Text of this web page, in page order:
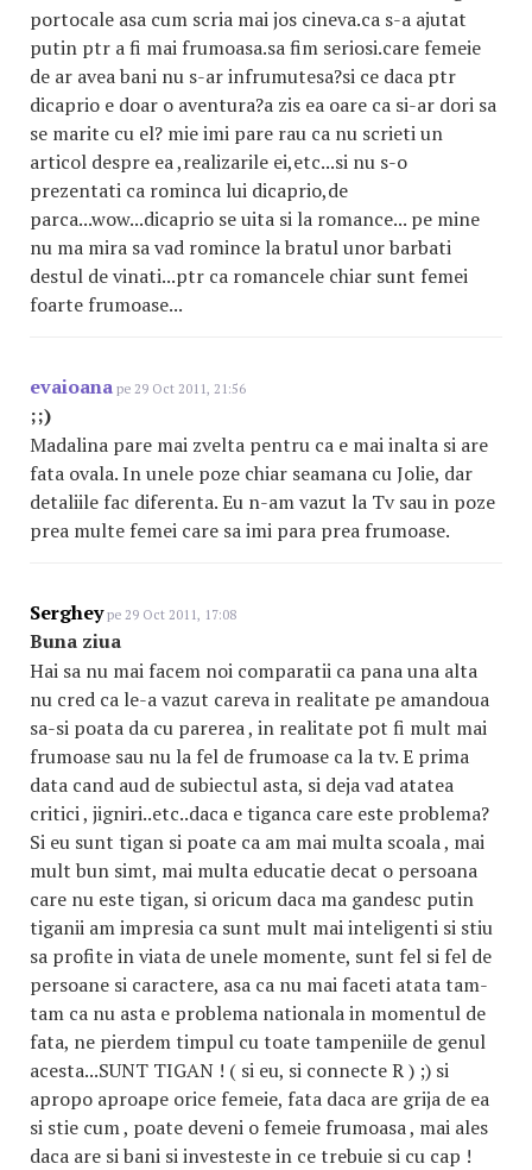
portocale asa cum scria mai jos cineva.ca s-a ajutat
putin ptr a fi mai frumoasa.sa fim seriosi.care femeie
de ar avea bani nu s-ar infrumutesa?si ce daca ptr
dicaprio e doar o aventura?a zis ea oare ca si-ar dori sa
se marite cu el? mie imi pare rau ca nu scrieti un
articol despre ea ,realizarile ei,etc...si nu s-o
prezentati ca rominca lui dicaprio,de
parca...wow...dicaprio se uita si la romance... pe mine
nu ma mira sa vad romince la bratul unor barbati
destul de vinati...ptr ca romancele chiar sunt femei
foarte frumoase...
evaioana pe 29 Oct 2011, 21:56
;;)
Madalina pare mai zvelta pentru ca e mai inalta si are
fata ovala. In unele poze chiar seamana cu Jolie, dar
detaliile fac diferenta. Eu n-am vazut la Tv sau in poze
prea multe femei care sa imi para prea frumoase.
Sergheype 29 Oct 2011, 17:08
Buna ziua
Hai sa nu mai facem noi comparatii ca pana una alta
nu cred ca le-a vazut careva in realitate pe amandoua
sa-si poata da cu parerea , in realitate pot fi mult mai
frumoase sau nu la fel de frumoase ca la tv. E prima
data cand aud de subiectul asta, si deja vad atatea
critici , jigniri..etc..daca e tiganca care este problema?
Si eu sunt tigan si poate ca am mai multa scoala , mai
mult bun simt, mai multa educatie decat o persoana
care nu este tigan, si oricum daca ma gandesc putin
tiganii am impresia ca sunt mult mai inteligenti si stiu
sa profite in viata de unele momente, sunt fel si fel de
persoane si caractere, asa ca nu mai faceti atata tam-
tam ca nu asta e problema nationala in momentul de
fata, ne pierdem timpul cu toate tampeniile de genul
acesta...SUNT TIGAN ! ( si eu, si connecte R ) ;) si
apropo aproape orice femeie, fata daca are grija de ea
si stie cum , poate deveni o femeie frumoasa , mai ales
daca are si bani si investeste in ce trebuie si cu cap !